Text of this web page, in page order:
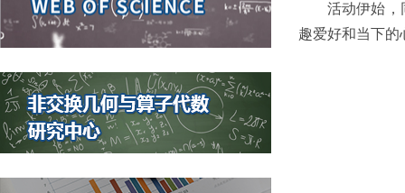
活动伊始，
趣爱好和当下的